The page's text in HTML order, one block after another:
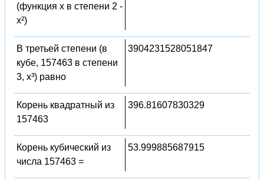
(функция x в степени 2 -
x²)
В третьей степени (в
кубе, 157463 в степени
3, x³) равно
3904231528051847
Корень квадратный из
157463
396.81607830329
Корень кубический из
числа 157463 =
53.999885687915